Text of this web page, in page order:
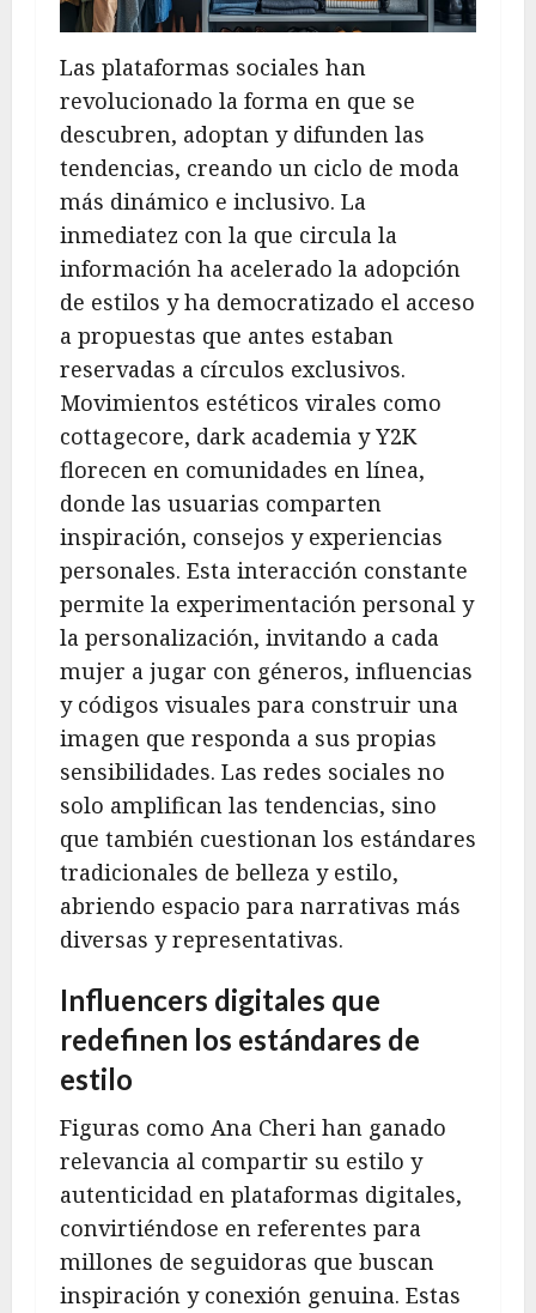
Las plataformas sociales han
revolucionado la forma en que se
descubren, adoptan y difunden las
tendencias, creando un ciclo de moda
más dinámico e inclusivo. La
inmediatez con la que circula la
información ha acelerado la adopción
de estilos y ha democratizado el acceso
a propuestas que antes estaban
reservadas a círculos exclusivos.
Movimientos estéticos virales como
cottagecore, dark academia y Y2K
florecen en comunidades en línea,
donde las usuarias comparten
inspiración, consejos y experiencias
personales. Esta interacción constante
permite la experimentación personal y
la personalización, invitando a cada
mujer a jugar con géneros, influencias
y códigos visuales para construir una
imagen que responda a sus propias
sensibilidades. Las redes sociales no
solo amplifican las tendencias, sino
que también cuestionan los estándares
tradicionales de belleza y estilo,
abriendo espacio para narrativas más
diversas y representativas.
Influencers digitales que
redefinen los estándares de
estilo
Figuras como Ana Cheri han ganado
relevancia al compartir su estilo y
autenticidad en plataformas digitales,
convirtiéndose en referentes para
millones de seguidoras que buscan
inspiración y conexión genuina. Estas